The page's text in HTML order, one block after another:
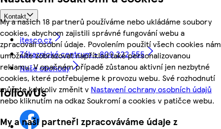
My a našich 18 partnerů používáme nebo ukládáme soubory
cookies, abychom zajistili správné fungování webu a
zpracovali osobní údaje. Povolením použití všech cookies nám
umožníte zobrazovat například také personalizovanou
reklamu. V opačném případě zůstanou aktivní jen nezbytné
cookies, které potřebujeme k provozu webu. Své rozhodnutí
můžete kdykoliv změnit v Nastavení ochrany osobních údajů
nebo kliknutím na odkaz Soukromí a cookies v patičce webu.
My a naši partneři zpracováváme údaje z
Kontakt
itesco.cz
Zákaznické centrum - 800 222 555
Naše obchody
followUs